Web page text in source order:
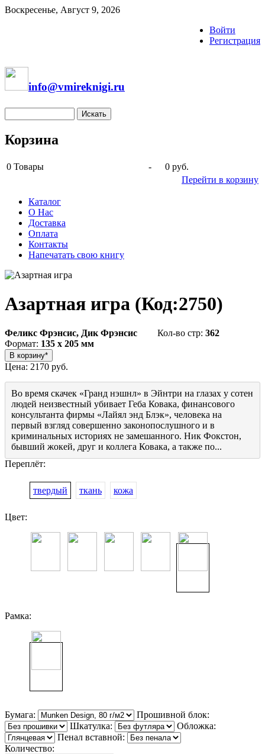
Воскресенье, Август 9, 2026
Войти
Регистрация
info@vmireknigi.ru
Корзина
0 Товары -
0 руб.
Перейти в корзину
Каталог
О Нас
Доставка
Оплата
Контакты
Напечатать свою книгу
Азартная игра (Код:2750)
Феликс Фрэнсис, Дик Фрэнсис Кол-во стр: 362
Формат: 135 x 205 мм
Цена: 2170 руб.
Во время скачек «Гранд нэшнл» в Эйнтри на глазах у сотен
людей неизвестный убивает Геба Ковака, финансового
консультанта фирмы «Лайял энд Блэк», человека на
первый взгляд совершенно законопослушного и в
криминальных историях не замешанного. Ник Фокстон,
бывший жокей, друг и коллега Ковака, а также по...
Переплёт:
твердый ткань кожа
Цвет:
Рамка:
Бумага:
Прошивной блок:
Шкатулка:
Обложка:
Пенал вставной:
Количество: